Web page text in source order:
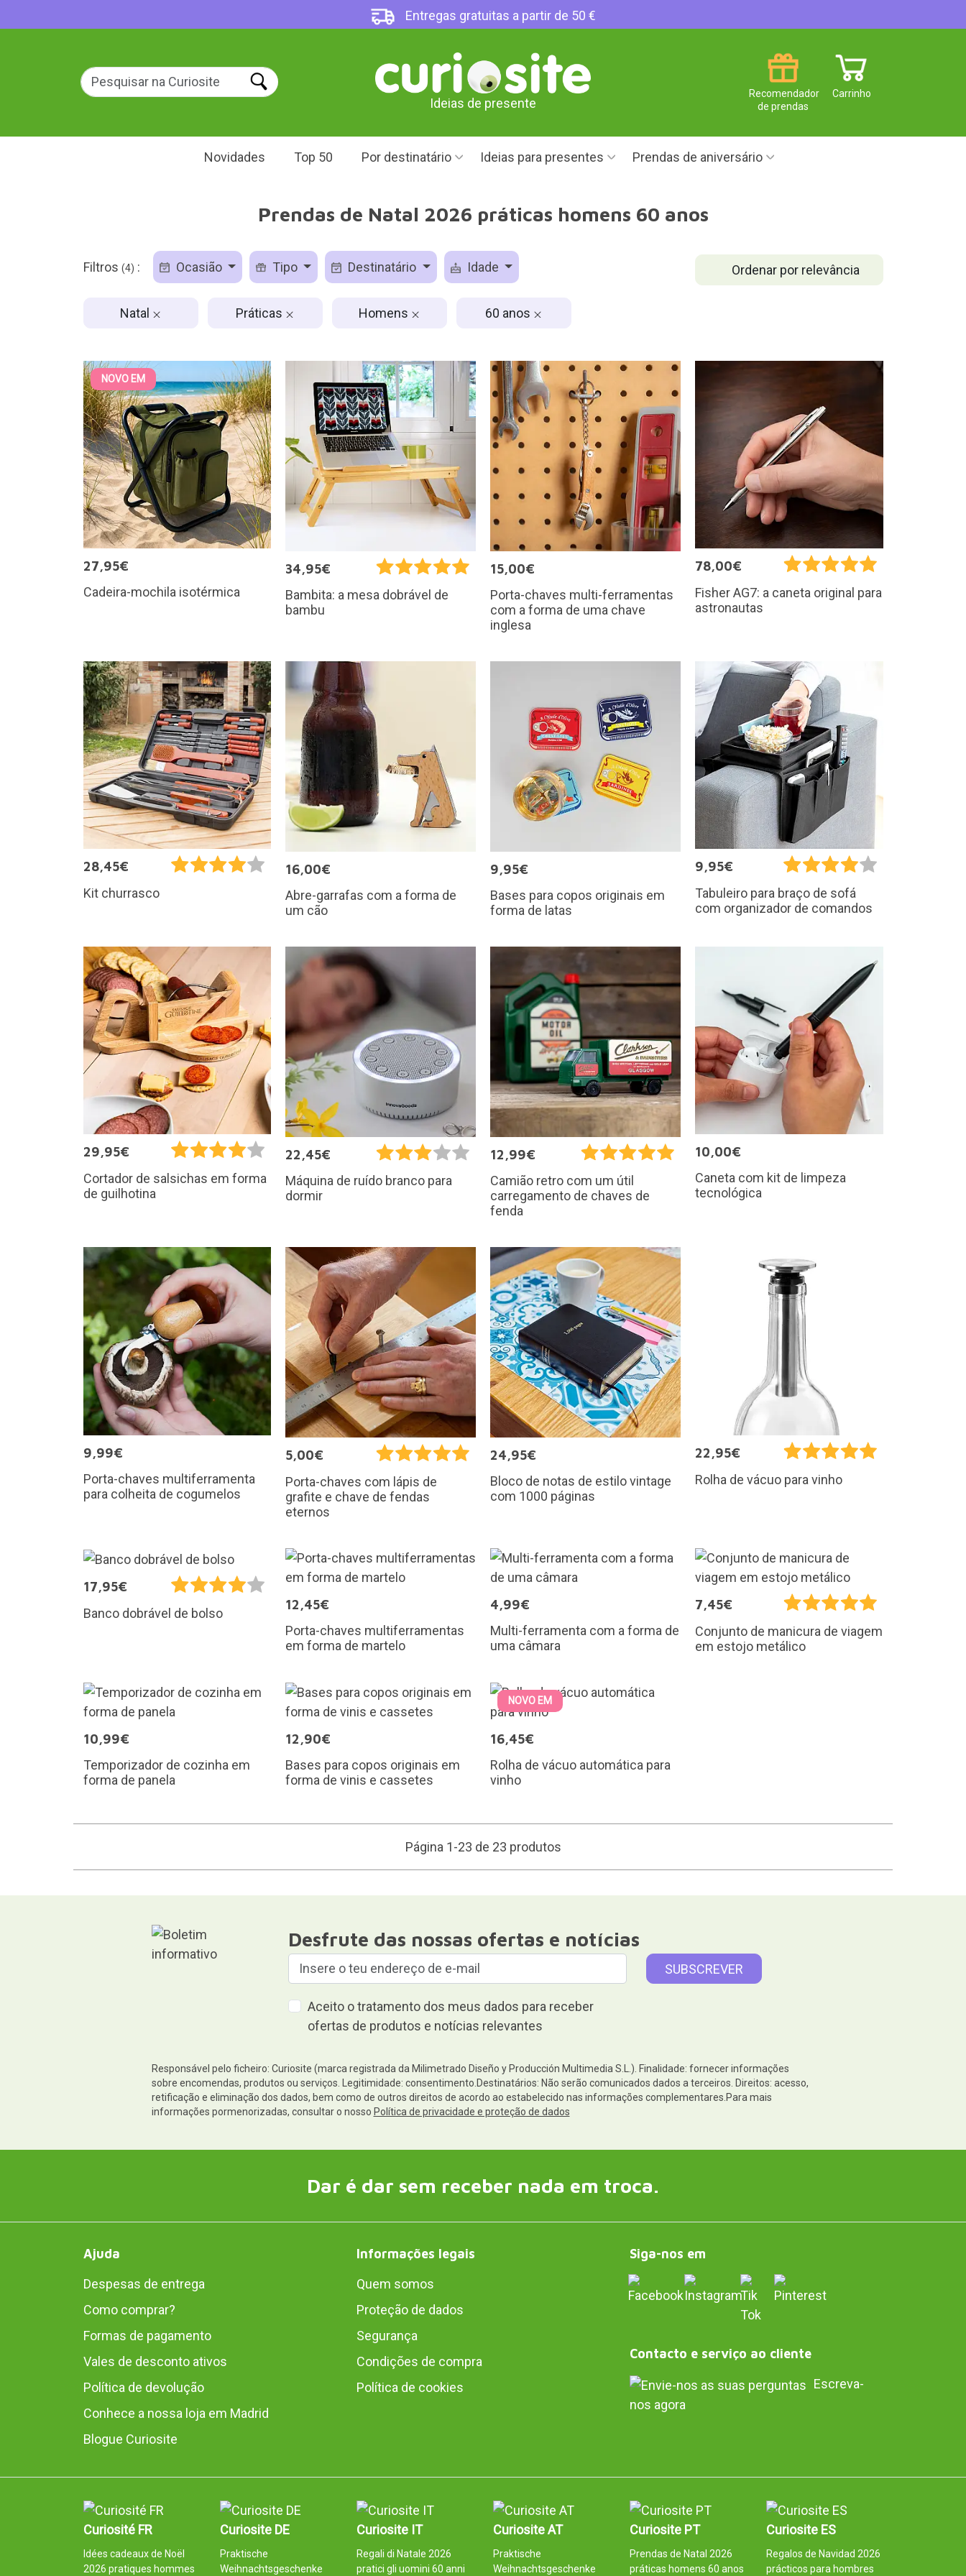
Entregas gratuitas a partir de 50 €
Ideias de presente
Carrinho
Recomendador
de prendas
Novidades Top 50 Por destinatário Ideias para presentes Prendas de aniversário
Prendas de Natal 2026 práticas homens 60 anos
Ordenar por relevância
Filtros (4) : Ocasião Tipo Destinatário Idade
Natal Práticas Homens 60 anos
NOVO EM
27,95€
Cadeira-mochila isotérmica
34,95€
Bambita: a mesa dobrável de
bambu
15,00€
Porta-chaves multi-ferramentas
com a forma de uma chave
inglesa
78,00€
Fisher AG7: a caneta original para
astronautas
28,45€
Kit churrasco
16,00€
Abre-garrafas com a forma de
um cão
9,95€
Bases para copos originais em
forma de latas
9,95€
Tabuleiro para braço de sofá
com organizador de comandos
29,95€
Cortador de salsichas em forma
de guilhotina
22,45€
Máquina de ruído branco para
dormir
12,99€
Camião retro com um útil
carregamento de chaves de
fenda
10,00€
Caneta com kit de limpeza
tecnológica
9,99€
Porta-chaves multiferramenta
para colheita de cogumelos
5,00€
Porta-chaves com lápis de
grafite e chave de fendas
eternos
24,95€
Bloco de notas de estilo vintage
com 1000 páginas
22,95€
Rolha de vácuo para vinho
17,95€
Banco dobrável de bolso
12,45€
Porta-chaves multiferramentas
em forma de martelo
4,99€
Multi-ferramenta com a forma de
uma câmara
7,45€
Conjunto de manicura de viagem
em estojo metálico
10,99€
Temporizador de cozinha em
forma de panela
12,90€
Bases para copos originais em
forma de vinis e cassetes
NOVO EM
16,45€
Rolha de vácuo automática para
vinho
Página 1-23 de 23 produtos
Desfrute das nossas ofertas e notícias
Aceito o tratamento dos meus dados para receber
ofertas de produtos e notícias relevantes
Responsável pelo ficheiro: Curiosite (marca registrada da Milimetrado Diseño y Producción Multimedia S.L.). Finalidade: fornecer informações
sobre encomendas, produtos ou serviços. Legitimidade: consentimento.Destinatários: Não serão comunicados dados a terceiros. Direitos: acesso,
retificação e eliminação dos dados, bem como de outros direitos de acordo ao estabelecido nas informações complementares.Para mais
informações pormenorizadas, consultar o nosso Política de privacidade e proteção de dados
Dar é dar sem receber nada em troca.
Ajuda
Despesas de entrega
Como comprar?
Formas de pagamento
Vales de desconto ativos
Política de devolução
Conhece a nossa loja em Madrid
Blogue Curiosite
Informações legais
Quem somos
Proteção de dados
Segurança
Condições de compra
Política de cookies
Siga-nos em
Contacto e serviço ao cliente
Escreva-
nos agora
Curiosité FR
Idées cadeaux de Noël
2026 pratiques hommes
Curiosite DE
Praktische
Weihnachtsgeschenke
Curiosite IT
Regali di Natale 2026
pratici gli uomini 60 anni
Curiosite AT
Praktische
Weihnachtsgeschenke
Curiosite PT
Prendas de Natal 2026
práticas homens 60 anos
Curiosite ES
Regalos de Navidad 2026
prácticos para hombres